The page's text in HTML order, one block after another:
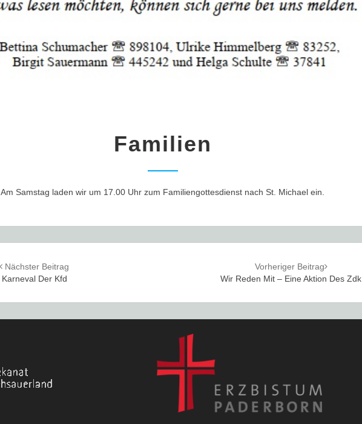
Familien
Am Samstag laden wir um 17.00 Uhr zum Familiengottesdienst nach St. Michael ein.
Nächster Beitrag
Karneval Der Kfd
Vorheriger Beitrag
Wir Reden Mit – Eine Aktion Des Zdk